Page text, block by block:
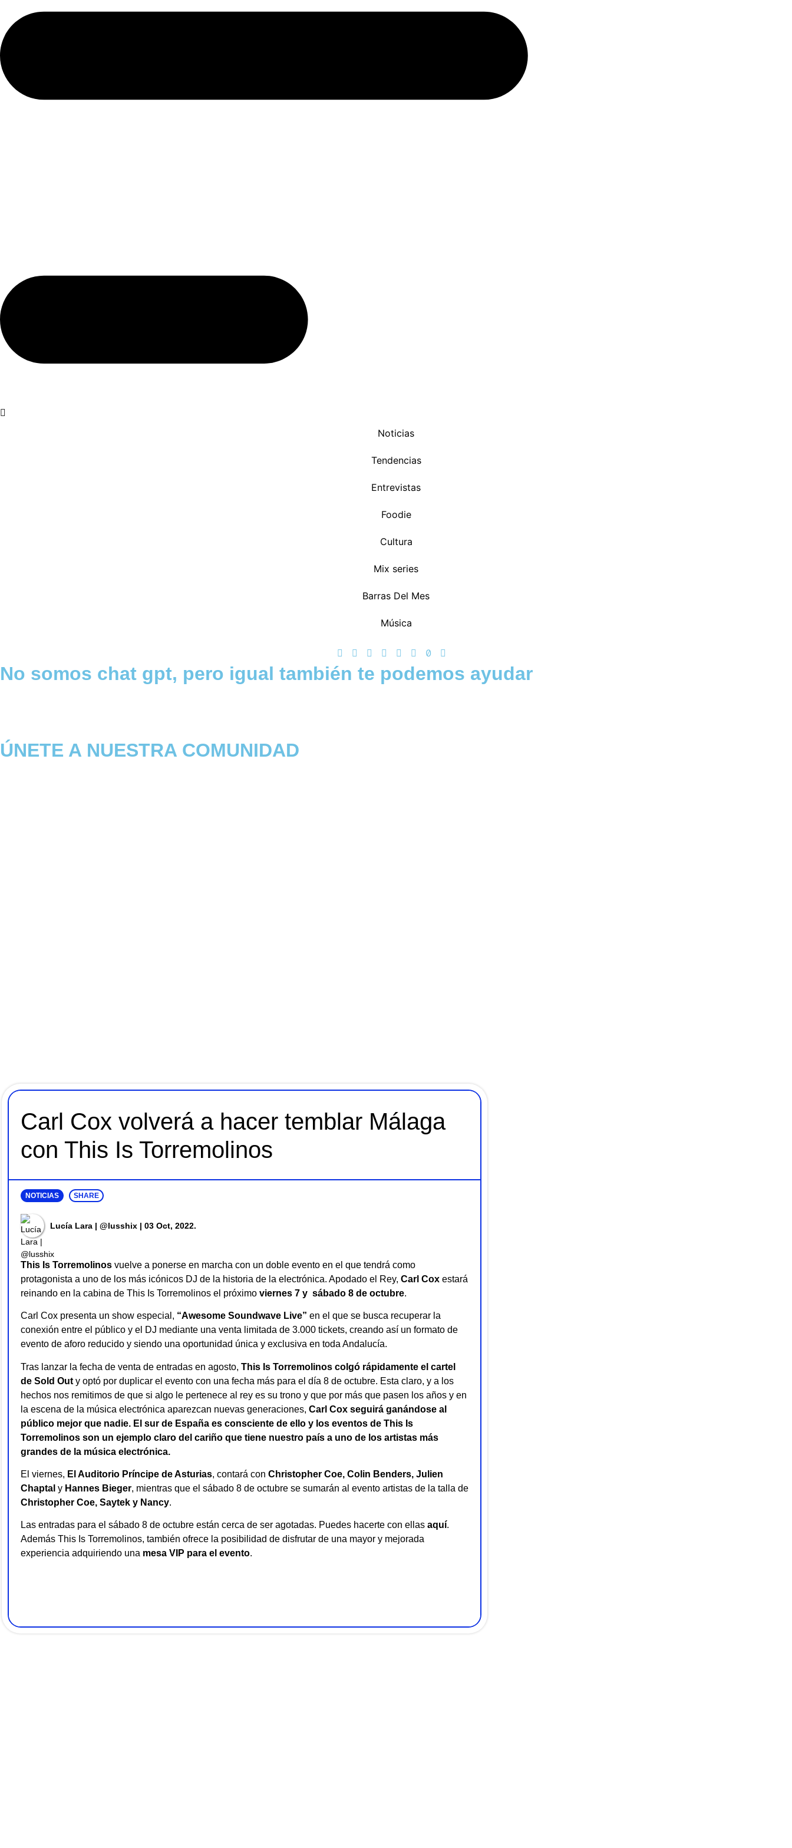
Noticias
Tendencias
Entrevistas
Foodie
Cultura
Mix series
Barras Del Mes
Música
No somos chat gpt, pero igual también te podemos ayudar
ÚNETE A NUESTRA COMUNIDAD
Carl Cox volverá a hacer temblar Málaga
con This Is Torremolinos
NOTICIAS SHARE
Lucía Lara | @lusshix | 03 Oct, 2022.
This Is Torremolinos vuelve a ponerse en marcha con un doble evento en el que tendrá como
protagonista a uno de los más icónicos DJ de la historia de la electrónica. Apodado el Rey, Carl Cox estará
reinando en la cabina de This Is Torremolinos el próximo viernes 7 y sábado 8 de octubre.
Carl Cox presenta un show especial, “Awesome Soundwave Live” en el que se busca recuperar la
conexión entre el público y el DJ mediante una venta limitada de 3.000 tickets, creando así un formato de
evento de aforo reducido y siendo una oportunidad única y exclusiva en toda Andalucía.
Tras lanzar la fecha de venta de entradas en agosto, This Is Torremolinos colgó rápidamente el cartel
de Sold Out y optó por duplicar el evento con una fecha más para el día 8 de octubre. Esta claro, y a los
hechos nos remitimos de que si algo le pertenece al rey es su trono y que por más que pasen los años y en
la escena de la música electrónica aparezcan nuevas generaciones, Carl Cox seguirá ganándose al
público mejor que nadie. El sur de España es consciente de ello y los eventos de This Is
Torremolinos son un ejemplo claro del cariño que tiene nuestro país a uno de los artistas más
grandes de la música electrónica.
El viernes, El Auditorio Príncipe de Asturias, contará con Christopher Coe, Colin Benders, Julien
Chaptal y Hannes Bieger, mientras que el sábado 8 de octubre se sumarán al evento artistas de la talla de
Christopher Coe, Saytek y Nancy.
Las entradas para el sábado 8 de octubre están cerca de ser agotadas. Puedes hacerte con ellas aquí.
Además This Is Torremolinos, también ofrece la posibilidad de disfrutar de una mayor y mejorada
experiencia adquiriendo una mesa VIP para el evento.